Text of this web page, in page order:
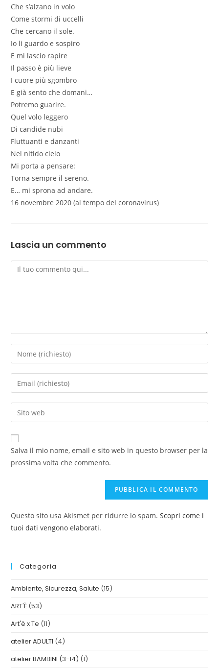
Che s’alzano in volo
Come stormi di uccelli
Che cercano il sole.
Io li guardo e sospiro
E mi lascio rapire
Il passo è più lieve
I cuore più sgombro
E già sento che domani…
Potremo guarire.
Quel volo leggero
Di candide nubi
Fluttuanti e danzanti
Nel nitido cielo
Mi porta a pensare:
Torna sempre il sereno.
E… mi sprona ad andare.
16 novembre 2020 (al tempo del coronavirus)
Lascia un commento
Salva il mio nome, email e sito web in questo browser per la
prossima volta che commento.
Questo sito usa Akismet per ridurre lo spam.Scopri come i
tuoi dati vengono elaborati.
Categoria
Ambiente, Sicurezza, Salute (15)
ART'È (53)
Art'è x Te (11)
atelier ADULTI (4)
atelier BAMBINI (3-14) (1)